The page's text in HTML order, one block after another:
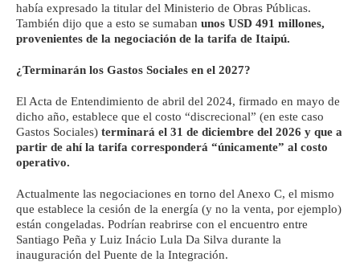
había expresado la titular del Ministerio de Obras Públicas.
También dijo que a esto se sumaban unos USD 491 millones,
provenientes de la negociación de la tarifa de Itaipú.
¿Terminarán los Gastos Sociales en el 2027?
El Acta de Entendimiento de abril del 2024, firmado en mayo de
dicho año, establece que el costo “discrecional” (en este caso
Gastos Sociales) terminará el 31 de diciembre del 2026 y que a
partir de ahí la tarifa corresponderá “únicamente” al costo
operativo.
Actualmente las negociaciones en torno del Anexo C, el mismo
que establece la cesión de la energía (y no la venta, por ejemplo)
están congeladas. Podrían reabrirse con el encuentro entre
Santiago Peña y Luiz Inácio Lula Da Silva durante la
inauguración del Puente de la Integración.